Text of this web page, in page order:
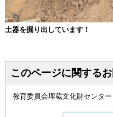
土器を掘り出しています！
このページに関する
教育委員会埋蔵文化財センター